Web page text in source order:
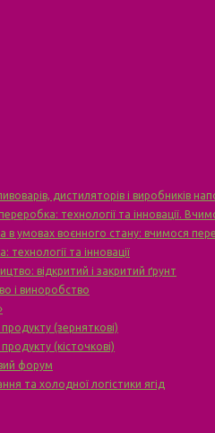
дистиляторів і виробників
технології та інновації.
в умовах воєнного стану: вчимося
технології та інновації
відкритий і закритий ґрунт
і виноробство
(зерняткові)
(кісточкові)
форум
та холодної логістики ягід